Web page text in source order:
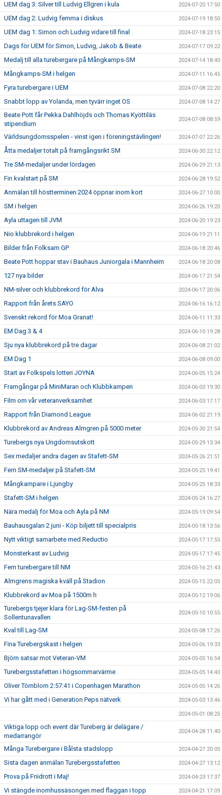
UEM dag 3: Silver till Ludvig Ellgren i kula 2024-07-20 17:50
UEM dag 2: Ludvig femma i diskus 2024-07-19 18:50
UEM dag 1: Simon och Ludvig vidare till final 2024-07-18 23:15
Dags för UEM för Simon, Ludvig, Jakob & Beate 2024-07-17 09:22
Medalj till alla turebergare på Mångkamps-SM 2024-07-14 18:40
Mångkamps-SM i helgen 2024-07-11 16:45
Fyra turebergare i UEM 2024-07-08 22:20
Snabbt lopp av Yolanda, men tyvärr inget OS 2024-07-08 14:27
Beate Pott får Pekka Dahlhöjds och Thomas Kyöttiläs
stipendium
2024-07-08 08:59
Världsungdomsspelen - vinst igen i föreningstävlingen! 2024-07-07 22:26
Åtta medaljer totalt på framgångsrikt SM 2024-06-30 22:12
Tre SM-medaljer under lördagen 2024-06-29 21:13
Fin kvalstart på SM 2024-06-28 19:52
Anmälan till höstterminen 2024 öppnar inom kort 2024-06-27 10:00
SM i helgen 2024-06-26 19:20
Ayla uttagen till JVM 2024-06-20 19:23
Nio klubbrekord i helgen 2024-06-19 21:11
Bilder från Folksam GP 2024-06-18 20:46
Beate Pott hoppar stav i Bauhaus Juniorgala i Mannheim 2024-06-18 20:08
127 nya bilder 2024-06-17 21:54
NM-silver och klubbrekord för Alva 2024-06-17 20:06
Rapport från årets SAYO 2024-06-16 16:12
Svenskt rekord för Moa Granat! 2024-06-11 11:33
EM Dag 3 & 4 2024-06-10 19:28
Sju nya klubbrekord på tre dagar 2024-06-08 21:02
EM Dag 1 2024-06-08 09:00
Start av Folkspels lotteri JOYNA 2024-06-05 15:24
Framgångar på MiniMaran och Klubbkampen 2024-06-03 19:30
Film om vår veteranverksamhet 2024-06-03 17:17
Rapport från Diamond League 2024-06-02 21:19
Klubbrekord av Andreas Almgren på 5000 meter 2024-05-30 21:54
Turebergs nya Ungdomsutskott 2024-05-29 13:34
Sex medaljer andra dagen av Stafett-SM 2024-05-26 21:51
Fem SM-medaljer på Stafett-SM 2024-05-25 19:41
Mångkampare i Ljungby 2024-05-25 18:33
Stafett-SM i helgen 2024-05-24 16:27
Nära medalj för Moa och Ayla på NM 2024-05-19 09:54
Bauhausgalan 2 juni - Köp biljett till specialpris 2024-05-18 13:56
Nytt viktigt samarbete med Reductio 2024-05-17 17:55
Monsterkast av Ludvig 2024-05-17 17:45
Fem turebergare till NM 2024-05-16 21:43
Almgrens magiska kväll på Stadion 2024-05-15 22:05
Klubbrekord av Moa på 1500m h 2024-05-12 19:06
Turebergs tjejer klara för Lag-SM-festen på
Sollentunavallen
2024-05-10 10:55
Kval till Lag-SM 2024-05-08 17:26
Fina Turebergskast i helgen 2024-05-06 19:33
Björn satsar mot Veteran-VM 2024-05-05 16:54
Turebergsstafetten i högsommarvärme 2024-05-05 14:40
Oliver Törnblom 2:57:41 i Copenhagen Marathon 2024-05-05 14:26
Vi har gått med i Generation Peps nätverk 2024-05-03 13:46
2024-05-01 08:25
Viktiga lopp och event där Tureberg är delägare /
medarrangör
2024-04-28 11:40
Många Turebergare i Bålsta stadslopp 2024-04-27 20:05
Sista dagen anmälan Turebergsstafetten 2024-04-27 13:12
Prova på Friidrott i Maj! 2024-04-23 17:37
Vi stängde inomhussäsongen med flaggan i topp 2024-04-21 17:09